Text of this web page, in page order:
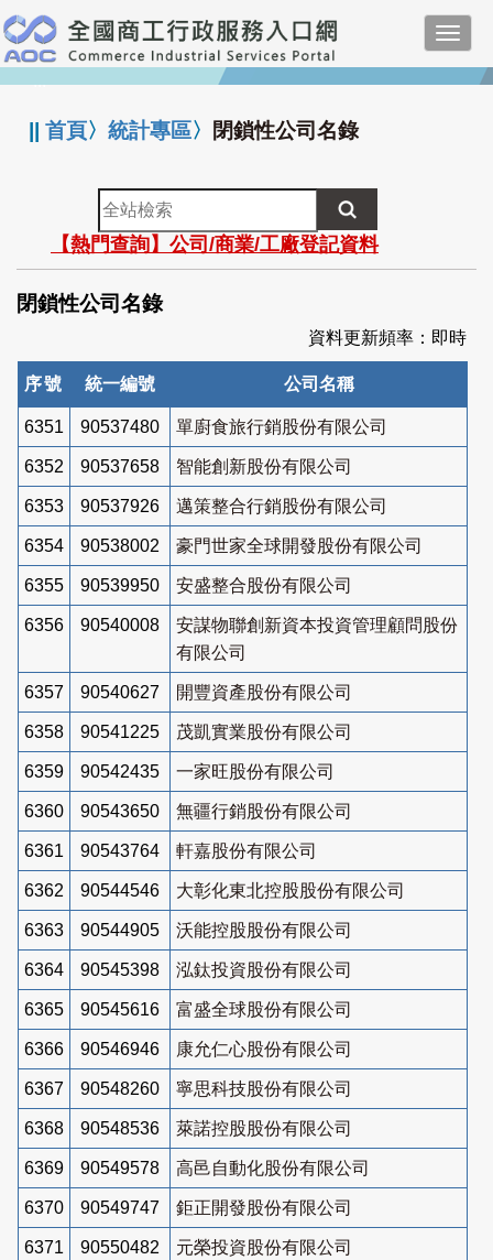
跳
到
主
要
:::
||首頁〉統計專區〉 閉鎖性公司名錄
全
站
檢
索
【熱門查詢】公司/商業/工廠登記資料
閉鎖性公司名錄
資料更新頻率：即時
序號 統一編號 公司名稱
6351 90537480 單廚食旅行銷股份有限公司
6352 90537658 智能創新股份有限公司
6353 90537926 邁策整合行銷股份有限公司
6354 90538002 豪門世家全球開發股份有限公司
6355 90539950 安盛整合股份有限公司
6356 90540008
安謀物聯創新資本投資管理顧問股份
有限公司
6357 90540627 開豐資產股份有限公司
6358 90541225 茂凱實業股份有限公司
6359 90542435 一家旺股份有限公司
6360 90543650 無疆行銷股份有限公司
6361 90543764 軒嘉股份有限公司
6362 90544546 大彰化東北控股股份有限公司
6363 90544905 沃能控股股份有限公司
6364 90545398 泓鈦投資股份有限公司
6365 90545616 富盛全球股份有限公司
6366 90546946 康允仁心股份有限公司
6367 90548260 寧思科技股份有限公司
6368 90548536 萊諾控股股份有限公司
6369 90549578 高邑自動化股份有限公司
6370 90549747 鉅正開發股份有限公司
6371 90550482 元榮投資股份有限公司